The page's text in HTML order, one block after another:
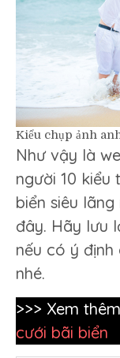
Kiểu chụp ảnh
Như vậy là
người 10
biển siêu
đây. Hãy lưu
nếu có ý
nhé.
>>> Xem
cưới bãi biển